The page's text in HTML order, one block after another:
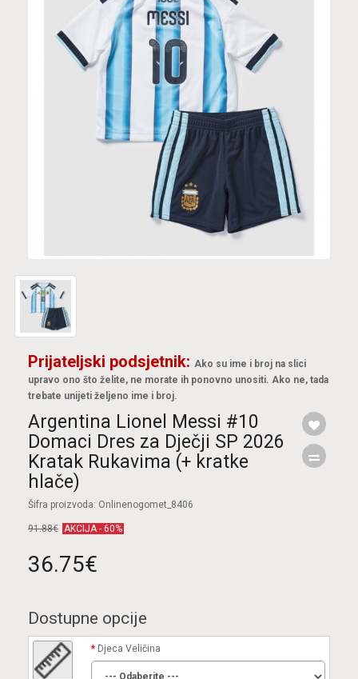
Prijateljski podsjetnik: Ako su ime i broj na slici
upravo ono što želite, ne morate ih ponovno unositi. Ako ne, tada
trebate unijeti željeno ime i broj.
Argentina Lionel Messi #10
Domaci Dres za Dječji SP 2026
Kratak Rukavima (+ kratke
hlače)
Šifra proizvoda: Onlinenogomet_8406
91.88€ AKCIJA - 60%
36.75€
Dostupne opcije
Djeca Veličina